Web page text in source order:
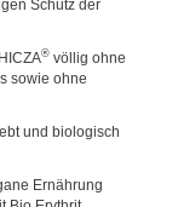
Schutz der
® völlig ohne
sowie ohne
und biologisch
Ernährung